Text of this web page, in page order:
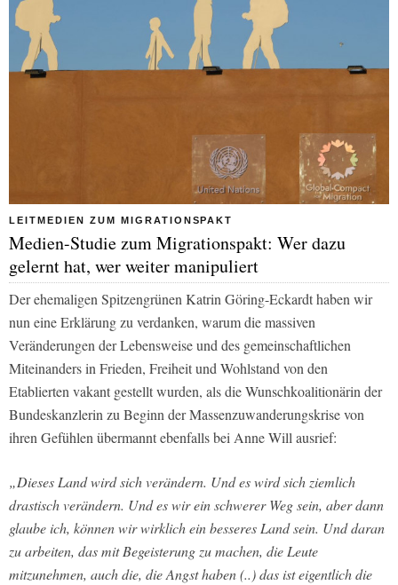
LEITMEDIEN ZUM MIGRATIONSPAKT
Medien-Studie zum Migrationspakt: Wer dazu
gelernt hat, wer weiter manipuliert
Der ehemaligen Spitzengrünen Katrin Göring-Eckardt haben wir
nun eine Erklärung zu verdanken, warum die massiven
Veränderungen der Lebensweise und des gemeinschaftlichen
Miteinanders in Frieden, Freiheit und Wohlstand von den
Etablierten vakant gestellt wurden, als die Wunschkoalitionärin der
Bundeskanzlerin zu Beginn der Massenzuwanderungskrise von
ihren Gefühlen übermannt ebenfalls bei Anne Will ausrief:
„Dieses Land wird sich verändern. Und es wird sich ziemlich
drastisch verändern. Und es wir ein schwerer Weg sein, aber dann
glaube ich, können wir wirklich ein besseres Land sein. Und daran
zu arbeiten, das mit Begeisterung zu machen, die Leute
mitzunehmen, auch die, die Angst haben (..) das ist eigentlich die